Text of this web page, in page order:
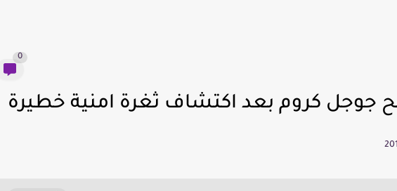
0
جوجل كروم بعد اكتشاف ثغرة امنية خطيرة